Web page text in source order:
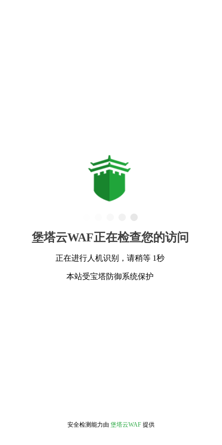
堡塔云WAF正在检查您的访问
正在进行人机识别，请稍等 1秒
本站受宝塔防御系统保护
安全检测能力由 堡塔云WAF 提供